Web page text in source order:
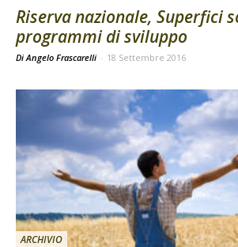
Riserva nazionale, Superfici
programmi di sviluppo
Di Angelo Frascarelli - 18 Settembre 2016
ARCHIVIO